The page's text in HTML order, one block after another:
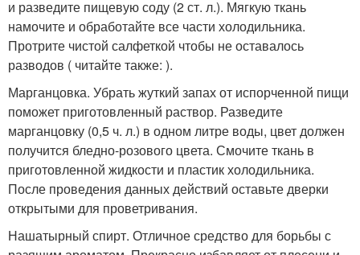
и разведите пищевую соду (2 ст. л.). Мягкую ткань
намочите и обработайте все части холодильника.
Протрите чистой салфеткой чтобы не оставалось
разводов ( читайте также: ).
Марганцовка. Убрать жуткий запах от испорченной пищи
поможет приготовленный раствор. Разведите
марганцовку (0,5 ч. л.) в одном литре воды, цвет должен
получится бледно-розового цвета. Смочите ткань в
приготовленной жидкости и пластик холодильника.
После проведения данных действий оставьте дверки
открытыми для проветривания.
Нашатырный спирт. Отличное средство для борьбы с